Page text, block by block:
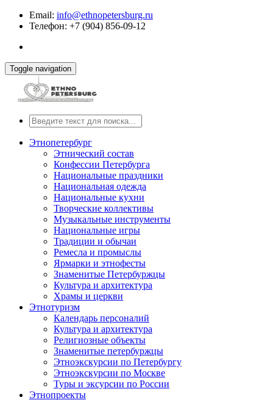
Email: info@ethnopetersburg.ru
Телефон: +7 (904) 856-09-12
Toggle navigation
Этнопетербург
Этнический состав
Конфессии Петербурга
Национальные праздники
Национальная одежда
Национальные кухни
Творческие коллективы
Музыкальные инструменты
Национальные игры
Традиции и обычаи
Ремесла и промыслы
Ярмарки и этнофесты
Знаменитые Петербуржцы
Культура и архитектура
Храмы и церкви
Этнотуризм
Календарь персоналий
Культура и архитектура
Религиозные объекты
Знаменитые петербуржцы
Этноэкскурсии по Петербургу
Этноэкскурсии по Москве
Туры и эксурсии по России
Этнопроекты